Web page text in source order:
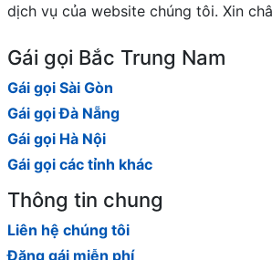
dịch vụ của website chúng tôi. Xin
Gái gọi Bắc Trung Nam
Gái gọi Sài Gòn
Gái gọi Đà Nẵng
Gái gọi Hà Nội
Gái gọi các tỉnh khác
Thông tin chung
Liên hệ chúng tôi
Đăng gái miễn phí